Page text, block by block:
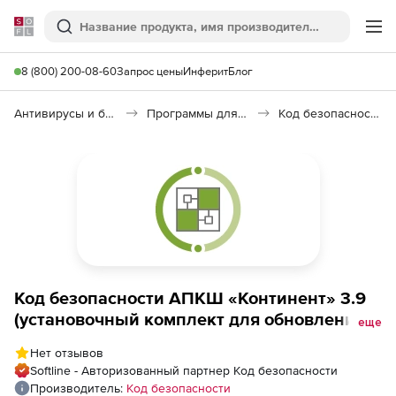
Softline
Поиск
8 (800) 200-08-60Запрос ценыИнферитБлог
Антивирусы и безопасность Программы для защиты информации Код безопасности: АПКШ «Континент»
Код безопасности АПКШ «Континент» 3.9
(установочный комплект для обновления),
еще
Нет отзывов
Softline - Авторизованный партнер Код безопасности
Производитель: Код безопасности